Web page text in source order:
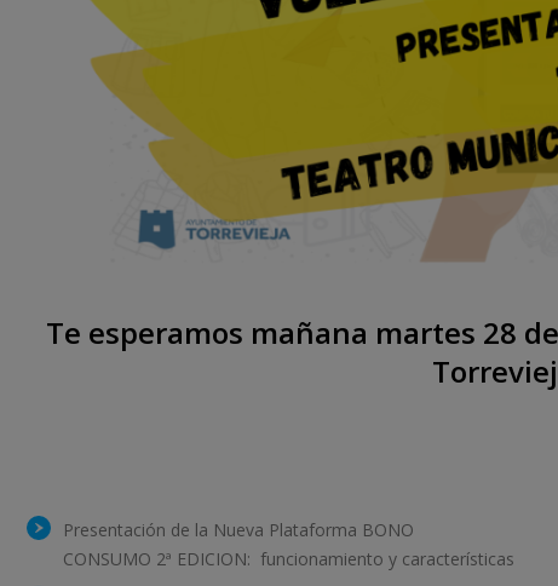
Te esperamos mañana martes 28
Presentación de la Nueva Plataforma BONO
CONSUMO 2ª EDICION: funcionamiento y características